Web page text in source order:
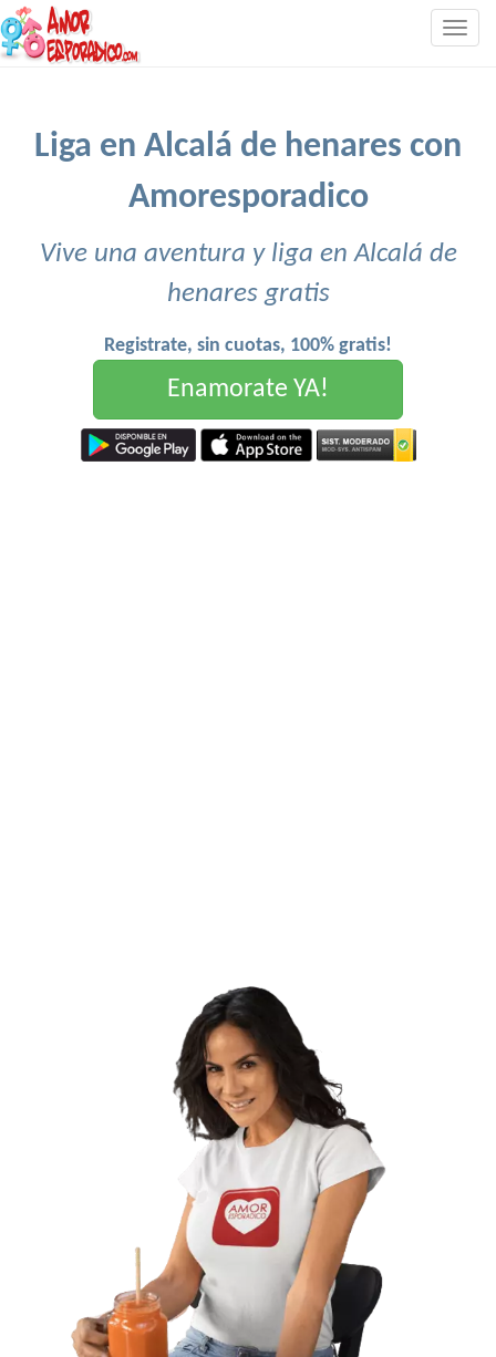
Liga en Alcalá de henares con
Amoresporadico
Vive una aventura y liga en Alcalá de
henares gratis
Registrate, sin cuotas, 100% gratis!
Enamorate YA!